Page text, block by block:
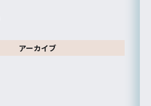
アーカイブ